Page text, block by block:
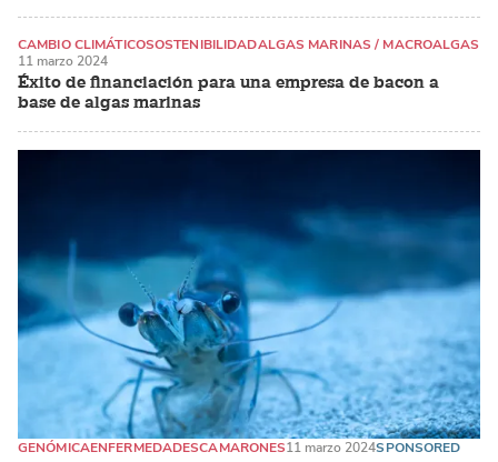
Éxito de financiación para una empresa de bacon a
base de algas marinas
CAMBIO CLIMÁTICOSOSTENIBILIDADALGAS MARINAS / MACROALGAS
11 marzo 2024
GENÓMICAENFERMEDADESCAMARONES11 marzo 2024SPONSORED